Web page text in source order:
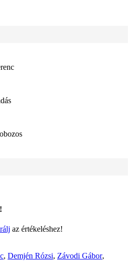
az értékeléshez!
, Demjén Rózsi, Závodi Gábor,